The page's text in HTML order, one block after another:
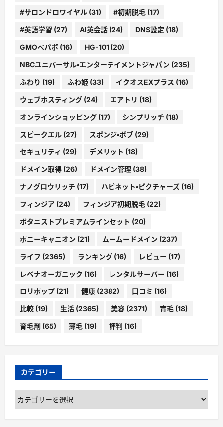
#サロンドロワイヤル (31) #初期脱毛 (17)
#英語学習 (27) AI英会話 (24) DNS設定 (18)
GMOペパボ (16) HG-101 (20)
NBCユニバーサル・エンターテイメントジャパン (235)
ふわり (19) ふわ姫 (33) イクオスEXプラス (16)
ウェブホスティング (24) エアトリ (18)
オンラインショッピング (17) シンプリッチ (18)
スピークエル (27) スポンジ・ボブ (29)
セキュリティ (29) デメリット (18)
ドメイン取得 (26) ドメイン管理 (38)
ナノグロウリッチ (17) ハピネット・ピクチャーズ (16)
フィンジア (24) フィンジア初期脱毛 (22)
ボタニストプレミアムラインセット (20)
ポニーキャニオン (21) ムームードメイン (237)
ライフ (2365) ランキング (16) レビュー (17)
レベナオーガニック (16) レンタルサーバー (16)
ロリポップ (21) 健康 (2382) 口コミ (16)
比較 (19) 生活 (2365) 美容 (2371) 育毛 (18)
育毛剤 (65) 薄毛 (19) 評判 (16)
カテゴリー
カ
テ
ゴ